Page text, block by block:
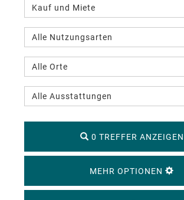
Kauf und Miete
Alle Nutzungsarten
Alle Orte
Alle Ausstattungen
0 TREFFER ANZEIGEN
MEHR OPTIONEN